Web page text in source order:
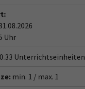
Uhr
0.33 Unterrichtseinheiten
min. 1 / max. 1